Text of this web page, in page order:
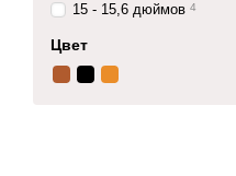
15 - 15,6 дюймов 4
Цвет